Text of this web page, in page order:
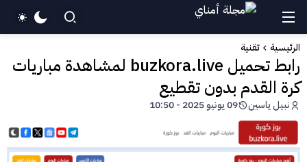
الرئيسية تقنية
رابط تحميل buzkora.live لمشاهدة مباريات
كرة القدم بدون تقطيع
نبيل ياسين 09 يونيو 2025 - 10:50